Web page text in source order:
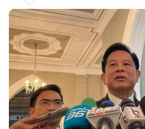
จากการเฉลี่ยค่าใช้จ่ายก๊าซฯ เฉลี่
ลง ในส่วนของหนี้สินกองทุนน้ำมัน
ชอบแค่กระทรวงพลังงานเท่านั้นแ
ช่วยกันอย่างไร
เนื่องจากมีคนถามตนเองมาตลอด
มาเลเซียถูกกว่าเมืองไทยตั้งเยอะ